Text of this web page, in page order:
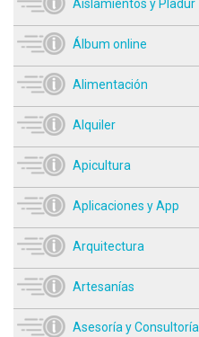
Aislamientos y Pladur
Álbum online
Alimentación
Alquiler
Apicultura
Aplicaciones y App
Arquitectura
Artesanías
Asesoría y Consultoría